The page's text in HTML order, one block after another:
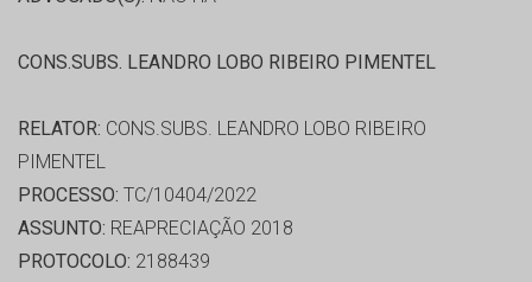
CONS.SUBS. LEANDRO LOBO RIBEIRO PIMENTEL
RELATOR: CONS.SUBS. LEANDRO LOBO RIBEIRO
PIMENTEL
PROCESSO: TC/10404/2022
ASSUNTO: REAPRECIAÇÃO 2018
PROTOCOLO: 2188439